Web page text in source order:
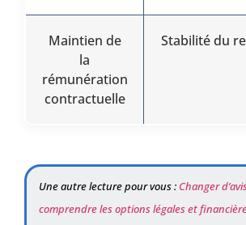
Maintien de
la
rémunération
contractuelle
Stabilité du
Une autre lecture pour vous : Changer
comprendre les options légales et